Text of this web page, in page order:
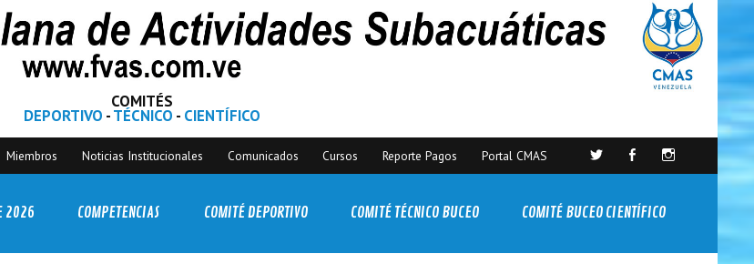
COMITÉS
DEPORTIVO -TÉCNICO - CIENTÍFICO
Miembros Noticias Institucionales Comunicados Cursos Reporte Pagos Portal CMAS
2026 COMPETENCIAS COMITÉ DEPORTIVO COMITÉ TÉCNICO BUCEO COMITÉ BUCEO CIENTÍFICO